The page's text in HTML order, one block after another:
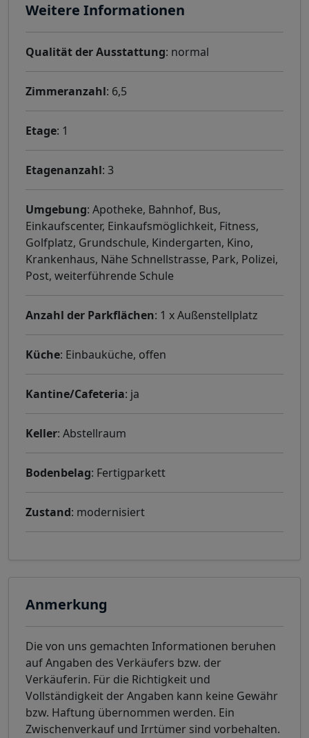
Weitere Informationen
Qualität der Ausstattung: normal
Zimmeranzahl: 6,5
Etage: 1
Etagenanzahl: 3
Umgebung: Apotheke, Bahnhof, Bus,
Einkaufscenter, Einkaufsmöglichkeit, Fitness,
Golfplatz, Grundschule, Kindergarten, Kino,
Krankenhaus, Nähe Schnellstrasse, Park, Polizei,
Post, weiterführende Schule
Anzahl der Parkflächen: 1 x Außenstellplatz
Küche: Einbauküche, offen
Kantine/Cafeteria: ja
Keller: Abstellraum
Bodenbelag: Fertigparkett
Zustand: modernisiert
Anmerkung
Die von uns gemachten Informationen beruhen
auf Angaben des Verkäufers bzw. der
Verkäuferin. Für die Richtigkeit und
Vollständigkeit der Angaben kann keine Gewähr
bzw. Haftung übernommen werden. Ein
Zwischenverkauf und Irrtümer sind vorbehalten.